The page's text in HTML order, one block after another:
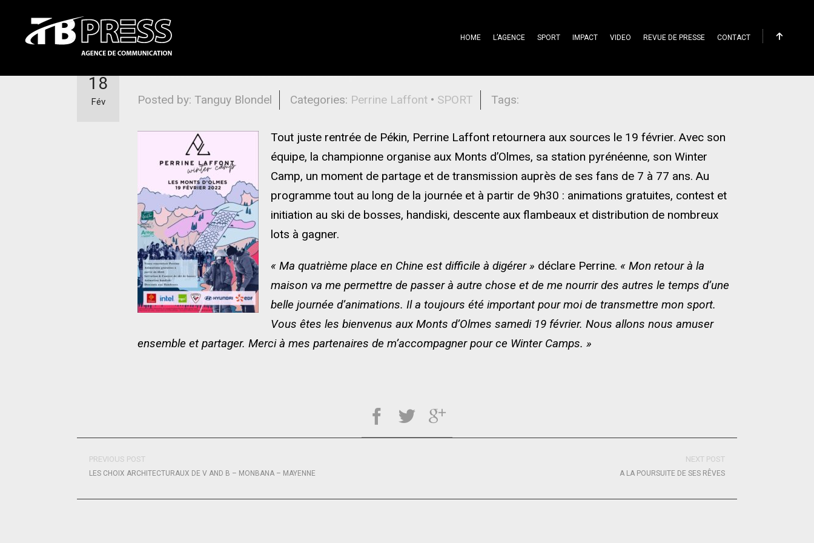
HOME L’AGENCE SPORT IMPACT VIDEO REVUE DE PRESSE CONTACT
Perrine Laffont Winter Camp
Posted by: Tanguy Blondel Categories: Perrine Laffont • SPORT Tags:
18
Fév
Tout juste rentrée de Pékin, Perrine Laffont retournera aux sources le 19 février. Avec son
équipe, la championne organise aux Monts d’Olmes, sa station pyrénéenne, son Winter
Camp, un moment de partage et de transmission auprès de ses fans de 7 à 77 ans. Au
programme tout au long de la journée et à partir de 9h30 : animations gratuites, contest et
initiation au ski de bosses, handiski, descente aux flambeaux et distribution de nombreux
lots à gagner.
« Ma quatrième place en Chine est difficile à digérer » déclare Perrine. « Mon retour à la
maison va me permettre de passer à autre chose et de me nourrir des autres le temps d’une
belle journée d’animations. Il a toujours été important pour moi de transmettre mon sport.
Vous êtes les bienvenus aux Monts d’Olmes samedi 19 février. Nous allons nous amuser
ensemble et partager. Merci à mes partenaires de m’accompagner pour ce Winter Camps. »
PREVIOUS POST
LES CHOIX ARCHITECTURAUX DE V AND B – MONBANA – MAYENNE
NEXT POST
A LA POURSUITE DE SES RÊVES